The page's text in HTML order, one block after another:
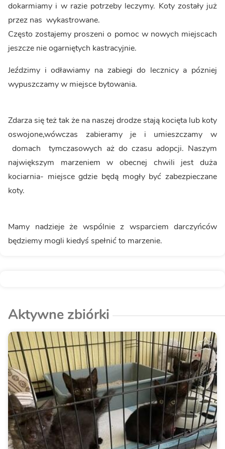
dokarmiamy i w razie potrzeby leczymy. Koty zostały już
przez nas wykastrowane.
Często zostajemy proszeni o pomoc w nowych miejscach
jeszcze nie ogarniętych kastracyjnie.
Jeździmy i odławiamy na zabiegi do lecznicy a pózniej
wypuszczamy w miejsce bytowania.
Zdarza się też tak że na naszej drodze stają kocięta lub koty
oswojone,wówczas zabieramy je i umieszczamy w
domach tymczasowych aż do czasu adopcji. Naszym
największym marzeniem w obecnej chwili jest duża
kociarnia- miejsce gdzie będą mogły być zabezpieczane
koty.
Mamy nadzieje że wspólnie z wsparciem darczyńców
będziemy mogli kiedyś spełnić to marzenie.
Aktywne zbiórki